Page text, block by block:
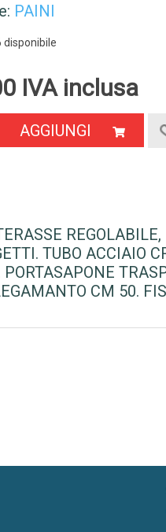
PAINI
disponibile
IVA inclusa
AGGIUNGI
REGOLABILE,
TUBO ACCIAIO
CM 50.